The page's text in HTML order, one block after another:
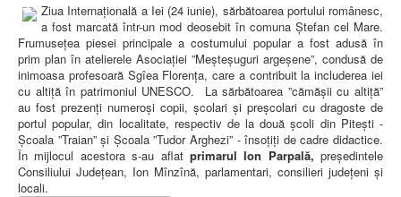
Ziua Internațională a Iei (24 iunie), sărbătoarea portului românesc,
a fost marcată într-un mod deosebit în comuna Ștefan cel Mare.
Frumusețea piesei principale a costumului popular a fost adusă în
prim plan în atelierele Asociației ”Meșteșuguri argeșene”, condusă de
inimoasa profesoară Sgîea Florența, care a contribuit la includerea iei
cu altiță în patrimoniul UNESCO. La sărbătoarea ”cămășii cu altiță”
au fost prezenți numeroși copii, școlari și preșcolari cu dragoste de
portul popular, din localitate, respectiv de la două școli din Pitești -
Școala ”Traian” și Școala ”Tudor Arghezi” - însoțiți de cadre didactice.
În mijlocul acestora s-au aflat primarul Ion Parpală, președintele
Consiliului Județean, Ion Mînzînă, parlamentari, consilieri județeni și
locali.